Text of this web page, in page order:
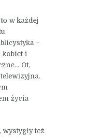
w każdej
–
kobiet i
Ot,
życia
wystygły też